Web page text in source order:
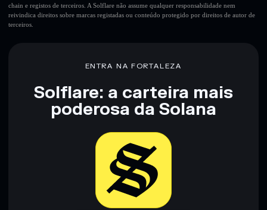
chain e registos de terceiros. A Solflare não assume qualquer responsabilidade nem
reivindica direitos sobre marcas registadas ou conteúdo protegido por direitos de autor de
terceiros.
ENTRA NA FORTALEZA
Solflare: a carteira mais
poderosa da Solana
Baixar agora